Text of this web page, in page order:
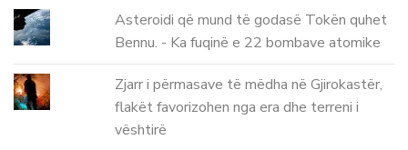
Asteroidi që mund të godasë Tokën quhet
Bennu. - Ka fuqinë e 22 bombave atomike
Zjarr i përmasave të mëdha në Gjirokastër,
flakët favorizohen nga era dhe terreni i
vështirë